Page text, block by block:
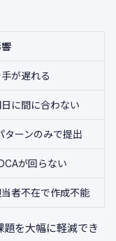
が遅れる
に間に合わない
ターンのみで提出
が回らない
当者不在で作成不能
を大幅に軽減でき